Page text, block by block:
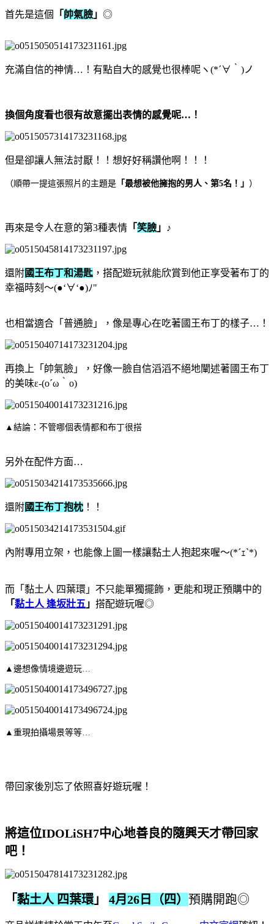
首先是這個 「 帥氣臉 」 ◎
充滿自信的神情…！有點自大的感覺也很棒呢ヽ(*´∀｀)ノ
換個角度看也很有故意擺出表情的感覺呢…！
但是卻讓人無法討厭！！想好好稱讚他啊！！！
（順帶一提這張照片的主題是 「最想被他擁抱的男人、第5名！」 ）
再來是令人在意的第3種表情 「笑臉 」 ♪
還附國王布丁和湯匙 ，搭配遊玩就能欣賞到他正享受著布丁的
幸福時刻～(●‘∀‘●)ﾉ"
也相當適合「普通臉」，像是專心在吃著國王布丁的樣子…！
再換上「帥氣臉」，好像一臉自信滔滔不絕地闡述著國王布丁
的美味ε-(o´ω｀o)
▲結論：不管哪個表情都和布丁很搭
另外在配件方面…
還附國王布丁抱枕 ！！
內附專用立架，也能像上圖一樣讓黏土人抱起來喔～(*´ｪ`*)
而「黏土人 四葉環」不只能單獨擺飾，更能和現正預購中的
「黏土人 逢坂壯五 」 搭配遊玩喔◎
▲邊想像情境邊遊玩…
▲重現拍攝場景等等…
帶回家後別忘了依照喜好遊玩喔！
將這位IDOLiSH7中心地善良的隨興天才帶回家
吧！
「黏土人 四葉環 」 4月26日（四） 預購開跑◎